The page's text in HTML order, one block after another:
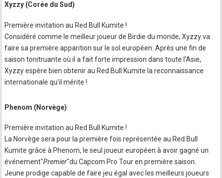
Xyzzy (Corée du Sud)
Première invitation au Red Bull Kumite !
Considéré comme le meilleur joueur de Birdie du monde, Xyzzy va
faire sa première apparition sur le sol européen. Après une fin de
saison tonitruante où il a fait forte impression dans toute l'Asie,
Xyzzy espère bien obtenir au Red Bull Kumite la reconnaissance
internationale qu'il mérite !
Phenom (Norvège)
Première invitation au Red Bull Kumite !
La Norvège sera pour la première fois représentée au Red Bull
Kumite grâce à Phenom, le seul joueur européen à avoir gagné un
événement"Premier"du Capcom Pro Tour en première saison.
Jeune prodige capable de faire jeu égal avec les meilleurs joueurs